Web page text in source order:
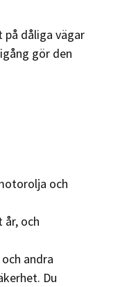
dåliga vägar
gör den
och
och
andra
Du